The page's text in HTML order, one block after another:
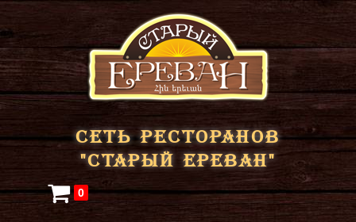
СЕТЬ РЕСТОРАНОВ
"СТАРЫЙ ЕРЕВАН"
0